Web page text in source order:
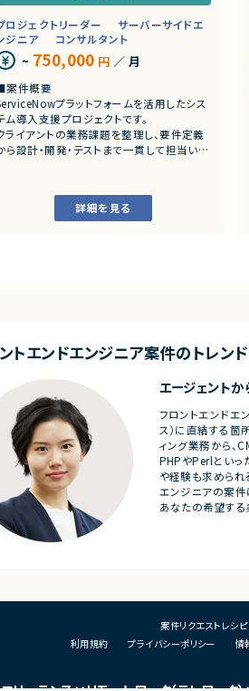
ロジェクトリーダー
サーバーサイドエ
ジニア
コンサルタント
~ 750,000 円 ／ 月
案件概要
プラットフォームを活用したシス
ム導入支援プロジェクトです。
ライアントの業務課題を整理し、要件定義
ら設計・開発・テストまで一貫して担当いた
・顧客との要件ヒアリングおよび要件定義
・少人数体制でのプロジェクト推進
・クライアントおよび開発メンバーとのコミュ
ニケーションあり
■募集背景
プロジェクト拡大に伴う増員募集
詳細を見る
トエンドエンジニア案件のトレンド
エージェントか
フロントエンドエ
ス）に直結する箇
ィング業務から、
PHPやPerlといっ
や経験も求められ
エンジニアの案件
あなたの希望する
案件リクエストレシピ
利用規約
プライバシーポリシー 情